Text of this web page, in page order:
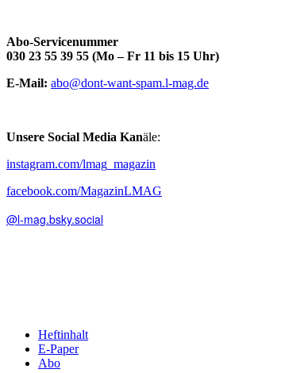
Abo-Servicenummer
030 23 55 39 55 (Mo – Fr 11 bis 15 Uhr)
E-Mail: abo@dont-want-spam.l-mag.de
Unsere Social Media Kanäle:
instagram.com/lmag_magazin
facebook.com/MagazinLMAG
@l-mag.bsky.social
Heftinhalt
E-Paper
Abo